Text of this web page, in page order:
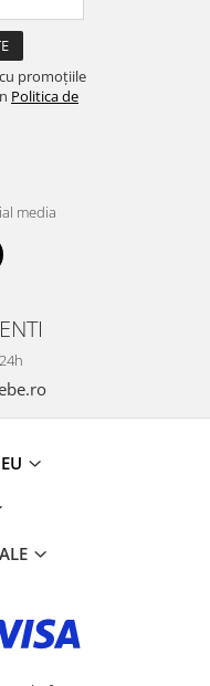
promoțiile
Politica de
media